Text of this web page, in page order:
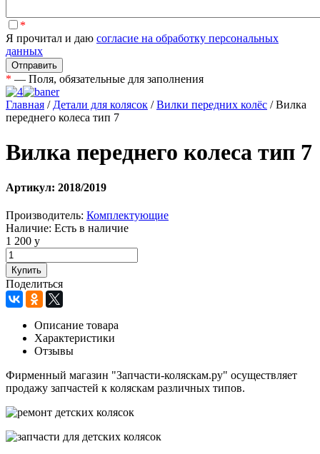
*
Я прочитал и даю согласие на обработку персональных
данных
* — Поля, обязательные для заполнения
Главная / Детали для колясок /Вилки передних колёс /Вилка
переднего колеса тип 7
Вилка переднего колеса тип 7
Артикул: 2018/2019
Производитель: Комплектующие
Наличие: Есть в наличие
1 200 у
Поделиться
Описание товара
Характеристики
Отзывы
Фирменный магазин "Запчасти-коляскам.ру" осуществляет
продажу запчастей к коляскам различных типов.